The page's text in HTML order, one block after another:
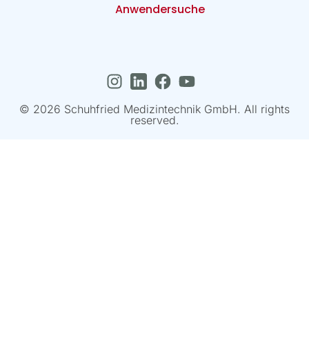
Anwendersuche
© 2026 Schuhfried Medizintechnik GmbH. All rights
reserved.